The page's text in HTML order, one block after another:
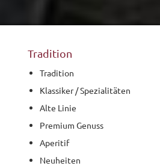
Tradition
Tradition
Klassiker / Spezialitäten
Alte Linie
Premium Genuss
Aperitif
Neuheiten